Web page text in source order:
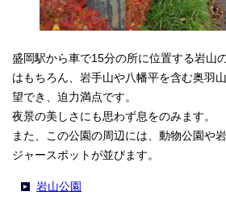
盛岡駅から車で15分の所に位置する岩山
はもちろん、岩手山や八幡平を含む奥羽
望でき、迫力満点です。
夜景の美しさにも思わず息をのみます。
また、この公園の周辺には、動物公園や
ジャースポットが並びます。
岩山公園